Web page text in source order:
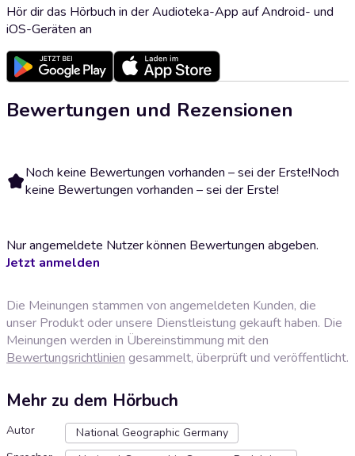
Hör dir das Hörbuch in der Audioteka-App auf Android- und
iOS-Geräten an
Bewertungen und Rezensionen
Noch keine Bewertungen vorhanden – sei der Erste!Noch
keine Bewertungen vorhanden – sei der Erste!
Nur angemeldete Nutzer können Bewertungen abgeben.
Jetzt anmelden
Die Meinungen stammen von angemeldeten Kunden, die
unser Produkt oder unsere Dienstleistung gekauft haben. Die
Meinungen werden in Übereinstimmung mit den
Bewertungsrichtlinien gesammelt, überprüft und veröffentlicht.
Mehr zu dem Hörbuch
Autor
National Geographic Germany